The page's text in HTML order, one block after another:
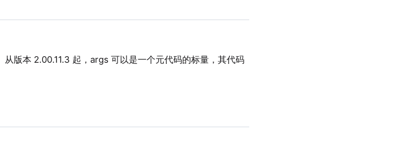
从版本 2.00.11.3 起，args 可以是一个元代码的标量，其代码